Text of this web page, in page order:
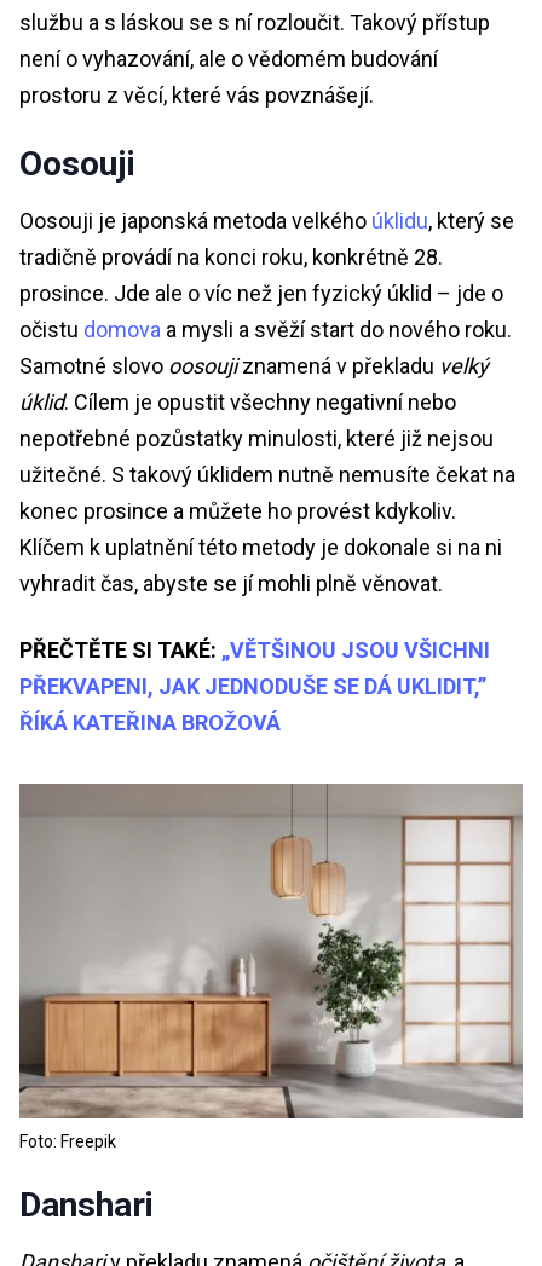
službu a s láskou se s ní rozloučit. Takový přístup
není o vyhazování, ale o vědomém budování
prostoru z věcí, které vás povznášejí.
Oosouji
Oosouji je japonská metoda velkého úklidu, který se
tradičně provádí na konci roku, konkrétně 28.
prosince. Jde ale o víc než jen fyzický úklid – jde o
očistu domova a mysli a svěží start do nového roku.
Samotné slovo oosoujiznamená v překladu velký
úklid. Cílem je opustit všechny negativní nebo
nepotřebné pozůstatky minulosti, které již nejsou
užitečné. S takový úklidem nutně nemusíte čekat na
konec prosince a můžete ho provést kdykoliv.
Klíčem k uplatnění této metody je dokonale si na ni
vyhradit čas, abyste se jí mohli plně věnovat.
PŘEČTĚTE SI TAKÉ: „VĚTŠINOU JSOU VŠICHNI
PŘEKVAPENI, JAK JEDNODUŠE SE DÁ UKLIDIT,”
ŘÍKÁ KATEŘINA BROŽOVÁ
Foto: Freepik
Danshari